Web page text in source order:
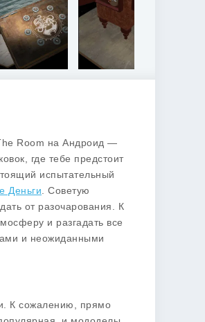
Room на Андроид —
где тебе предстоит
испытательный
Деньги . Советую
от разочарования. К
и разгадать все
и неожиданными
К сожалению, прямо